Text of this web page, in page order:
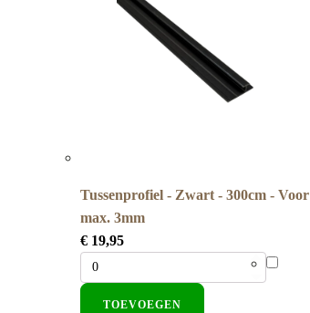
Tussenprofiel - Zwart - 300cm - Voor
max. 3mm
€ 19,95
TOEVOEGEN